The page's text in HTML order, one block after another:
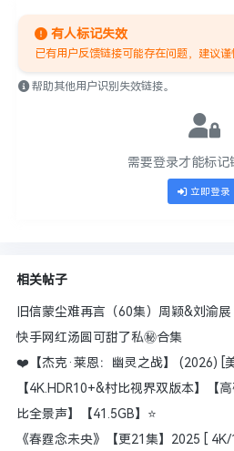
有人标记失效
已有用户反馈链接可能存在问题，建议谨
帮助其他用户识别失效链接。
需要登录才能标记
立即登录
相关帖子
旧信蒙尘难再言（60集）周颖&刘渝展
快手网红汤圆可甜了私㊙合集
❤️【杰克·莱恩：幽灵之战】 (2026) [
【4K.HDR10+&村比视界双版本】 【
比全景声】 【41.5GB】 ⭐
《春霆念未央》【更21集】2025 [